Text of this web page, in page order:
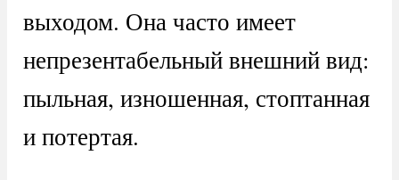
выходом. Она часто имеет
непрезентабельный внешний вид:
пыльная, изношенная, стоптанная
и потертая.